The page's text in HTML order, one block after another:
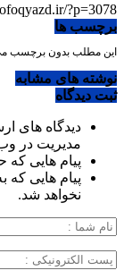
?p=3078
برچسب ها
این مطلب بدون برچسب
نوشته های مشابه
ثبت دیدگاه
دیدگاه های
مدیریت در
پیام هایی که
پیام هایی که
نخواهد شد.